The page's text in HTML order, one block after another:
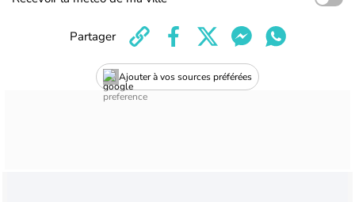
Ajouter à vos sources préférées
Partager